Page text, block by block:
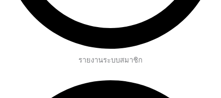
รายงานระบบสมาชิก